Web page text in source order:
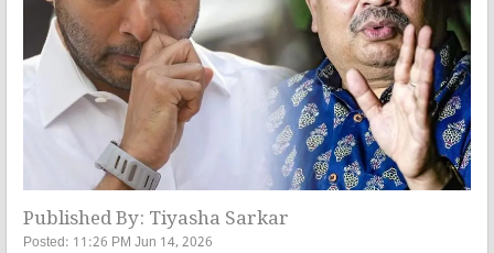
Published By: Tiyasha Sarkar
Posted: 11:26 PM Jun 14, 2026